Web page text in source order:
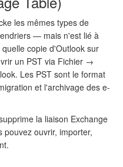
les mêmes types de
— mais n'est lié à
copie d'Outlook sur
un PST via Fichier →
Les PST sont le format
et l'archivage des e-
la liaison Exchange
ouvrir, importer,